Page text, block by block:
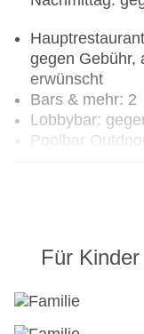
gegen Gebühr,
erwünscht
Bars & mehr: 2
Lobbybar:
Poolbar
Für Kinder